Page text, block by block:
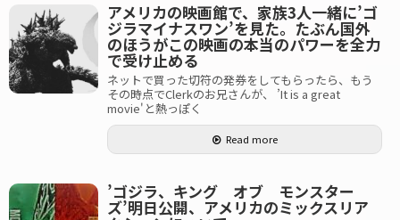
アメリカの映画館で、家族3人一緒に’ゴ
ジラマイナスワン’を見た。たぶん国外
のほうがこの映画の本当のパワーを全力
で受け止める
ネットで買った切符の発券をしてもらったら、もう
その時点でClerkのお兄さんが、 ’It is a great
movie'と熱っぽく
Read more
’ゴジラ、キング オブ モンスター
ズ’明日公開、アメリカのミックスリア